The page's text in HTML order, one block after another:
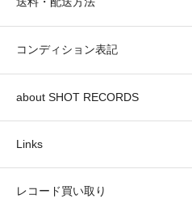
コンディション表記
about SHOT RECORDS
Links
レコード買い取り